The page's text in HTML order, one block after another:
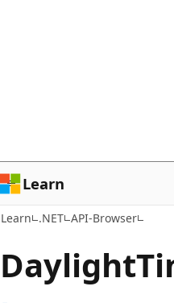
Learn
Learn .NET API-Browser
Daylight